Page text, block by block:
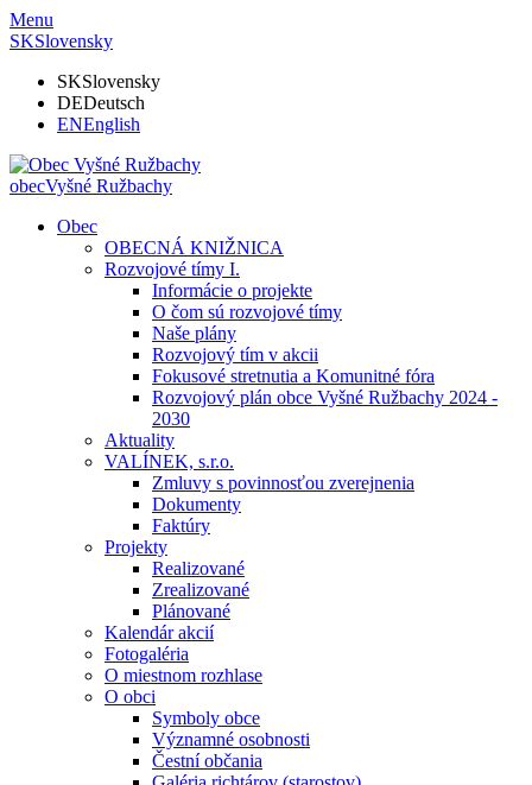
Menu
SKSlovensky
SKSlovensky
DEDeutsch
ENEnglish
obecVyšné Ružbachy
Obec
OBECNÁ KNIŽNICA
Rozvojové tímy I.
Informácie o projekte
O čom sú rozvojové tímy
Naše plány
Rozvojový tím v akcii
Fokusové stretnutia a Komunitné fóra
Rozvojový plán obce Vyšné Ružbachy 2024 -
2030
Aktuality
VALÍNEK, s.r.o.
Zmluvy s povinnosťou zverejnenia
Dokumenty
Faktúry
Projekty
Realizované
Zrealizované
Plánované
Kalendár akcií
Fotogaléria
O miestnom rozhlase
O obci
Symboly obce
Významné osobnosti
Čestní občania